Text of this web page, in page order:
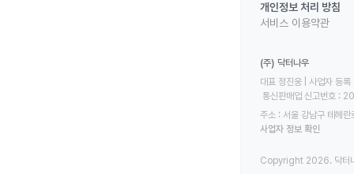
개인정보 처리 방침
서비스 이용약관
(주) 닥터나우
대표 정진웅 | 사업자
통신판매업 신고번호
주소 : 서울 강남구 테헤
사업자 정보 확인
Copyright 2026. 닥터